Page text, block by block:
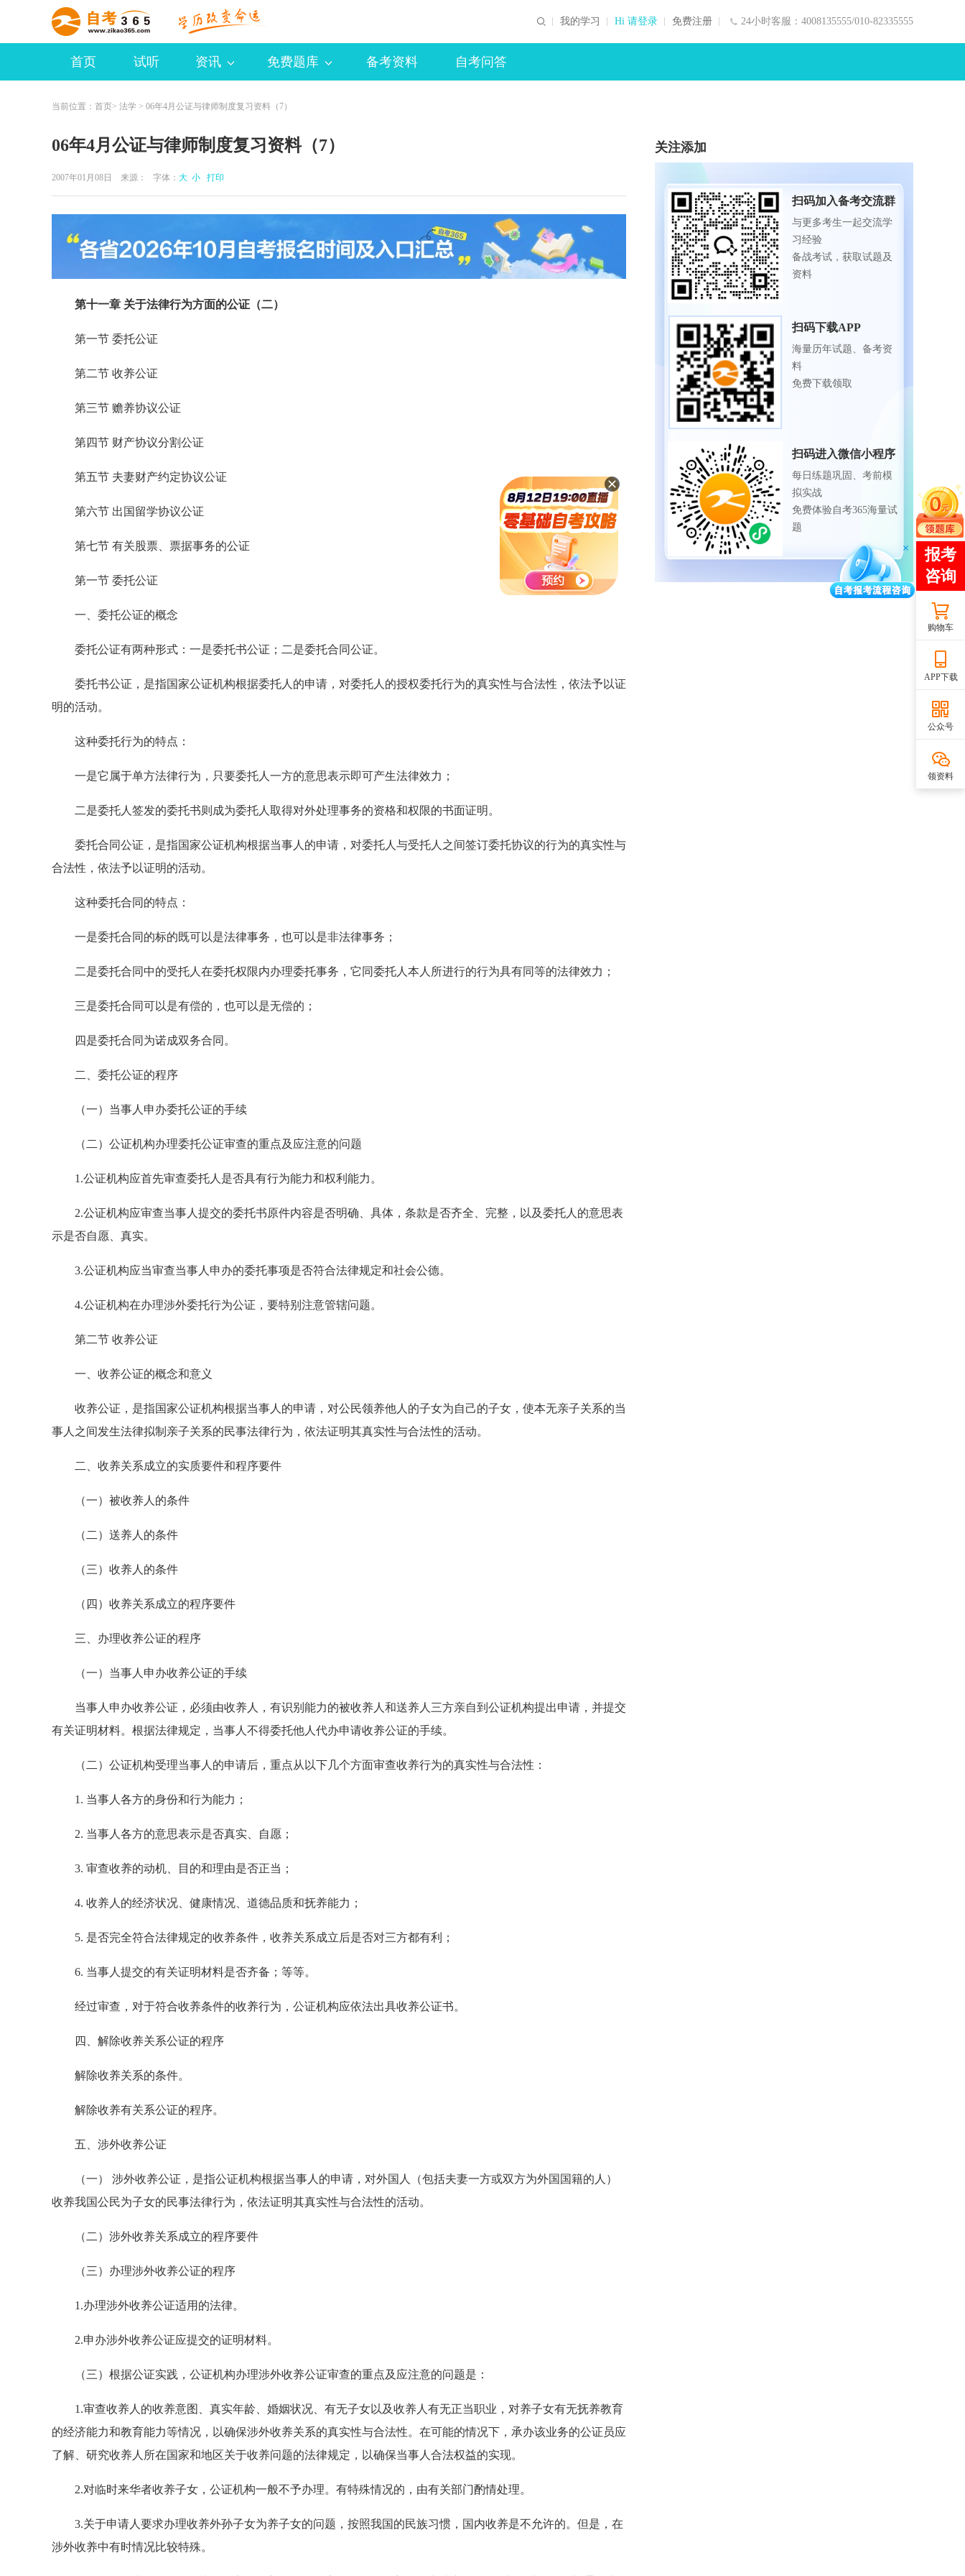
24小时客服：4008135555/010-82335555
我的学习 Hi 请登录 免费注册
首页 试听 资讯 免费题库 备考资料 自考问答
当前位置： 首页> 法学 > 06年4月公证与律师制度复习资料（7）
06年4月公证与律师制度复习资料（7）
2007年01月08日 来源： 字体： 大 小 打印
第十一章 关于法律行为方面的公证（二）
第一节 委托公证
第二节 收养公证
第三节 赡养协议公证
第四节 财产协议分割公证
第五节 夫妻财产约定协议公证
第六节 出国留学协议公证
第七节 有关股票、票据事务的公证
第一节 委托公证
一、委托公证的概念
委托公证有两种形式：一是委托书公证；二是委托合同公证。
委托书公证，是指国家公证机构根据委托人的申请，对委托人的授权委托行为的真实性与合法性，依法予以证
明的活动。
这种委托行为的特点：
一是它属于单方法律行为，只要委托人一方的意思表示即可产生法律效力；
二是委托人签发的委托书则成为委托人取得对外处理事务的资格和权限的书面证明。
委托合同公证，是指国家公证机构根据当事人的申请，对委托人与受托人之间签订委托协议的行为的真实性与
合法性，依法予以证明的活动。
这种委托合同的特点：
一是委托合同的标的既可以是法律事务，也可以是非法律事务；
二是委托合同中的受托人在委托权限内办理委托事务，它同委托人本人所进行的行为具有同等的法律效力；
三是委托合同可以是有偿的，也可以是无偿的；
四是委托合同为诺成双务合同。
二、委托公证的程序
（一）当事人申办委托公证的手续
（二）公证机构办理委托公证审查的重点及应注意的问题
1.公证机构应首先审查委托人是否具有行为能力和权利能力。
2.公证机构应审查当事人提交的委托书原件内容是否明确、具体，条款是否齐全、完整，以及委托人的意思表
示是否自愿、真实。
3.公证机构应当审查当事人申办的委托事项是否符合法律规定和社会公德。
4.公证机构在办理涉外委托行为公证，要特别注意管辖问题。
第二节 收养公证
一、收养公证的概念和意义
收养公证，是指国家公证机构根据当事人的申请，对公民领养他人的子女为自己的子女，使本无亲子关系的当
事人之间发生法律拟制亲子关系的民事法律行为，依法证明其真实性与合法性的活动。
二、收养关系成立的实质要件和程序要件
（一）被收养人的条件
（二）送养人的条件
（三）收养人的条件
（四）收养关系成立的程序要件
三、办理收养公证的程序
（一）当事人申办收养公证的手续
当事人申办收养公证，必须由收养人，有识别能力的被收养人和送养人三方亲自到公证机构提出申请，并提交
有关证明材料。根据法律规定，当事人不得委托他人代办申请收养公证的手续。
（二）公证机构受理当事人的申请后，重点从以下几个方面审查收养行为的真实性与合法性：
1. 当事人各方的身份和行为能力；
2. 当事人各方的意思表示是否真实、自愿；
3. 审查收养的动机、目的和理由是否正当；
4. 收养人的经济状况、健康情况、道德品质和抚养能力；
5. 是否完全符合法律规定的收养条件，收养关系成立后是否对三方都有利；
6. 当事人提交的有关证明材料是否齐备；等等。
经过审查，对于符合收养条件的收养行为，公证机构应依法出具收养公证书。
四、解除收养关系公证的程序
解除收养关系的条件。
解除收养有关系公证的程序。
五、涉外收养公证
（一） 涉外收养公证，是指公证机构根据当事人的申请，对外国人（包括夫妻一方或双方为外国国籍的人）
收养我国公民为子女的民事法律行为，依法证明其真实性与合法性的活动。
（二）涉外收养关系成立的程序要件
（三）办理涉外收养公证的程序
1.办理涉外收养公证适用的法律。
2.申办涉外收养公证应提交的证明材料。
（三）根据公证实践，公证机构办理涉外收养公证审查的重点及应注意的问题是：
1.审查收养人的收养意图、真实年龄、婚姻状况、有无子女以及收养人有无正当职业，对养子女有无抚养教育
的经济能力和教育能力等情况，以确保涉外收养关系的真实性与合法性。在可能的情况下，承办该业务的公证员应
了解、研究收养人所在国家和地区关于收养问题的法律规定，以确保当事人合法权益的实现。
2.对临时来华者收养子女，公证机构一般不予办理。有特殊情况的，由有关部门酌情处理。
3.关于申请人要求办理收养外孙子女为养子女的问题，按照我国的民族习惯，国内收养是不允许的。但是，在
涉外收养中有时情况比较特殊。
关注添加
扫码加入备考交流群
与更多考生一起交流学
习经验
备战考试，获取试题及
资料
扫码下载APP
海量历年试题、备考资
料
免费下载领取
扫码进入微信小程序
每日练题巩固、考前模
拟实战
免费体验自考365海量试
题
购物车
APP下载
公众号
领资料